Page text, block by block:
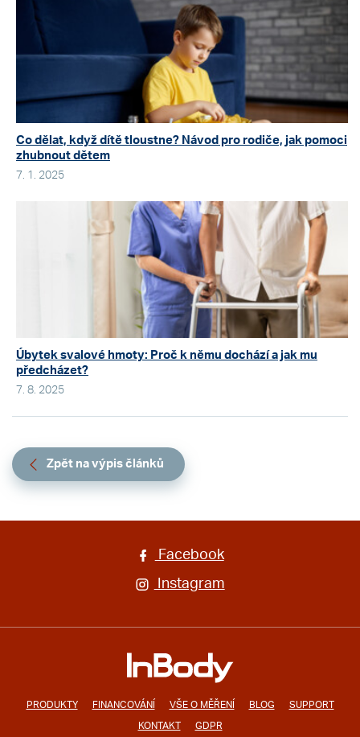
Co dělat, když dítě tloustne? Návod pro rodiče, jak pomoci
zhubnout dětem
7. 1. 2025
Úbytek svalové hmoty: Proč k němu dochází a jak mu
předcházet?
7. 8. 2025
Zpět na výpis článků
Facebook
Instagram
PRODUKTY FINANCOVÁNÍ VŠE O MĚŘENÍ BLOG SUPPORT
KONTAKT GDPR